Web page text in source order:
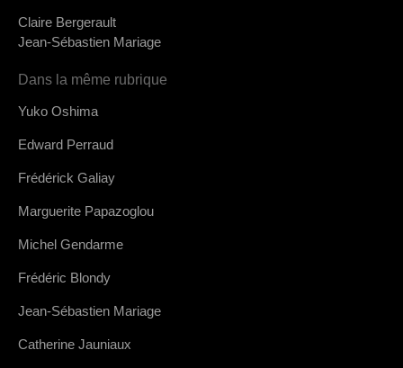
Claire Bergerault
Jean-Sébastien Mariage
Dans la même rubrique
Yuko Oshima
Edward Perraud
Frédérick Galiay
Marguerite Papazoglou
Michel Gendarme
Frédéric Blondy
Jean-Sébastien Mariage
Catherine Jauniaux